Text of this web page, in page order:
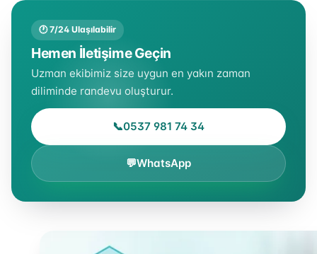
🕐 7/24 Ulaşılabilir
Hemen İletişime Geçin
Uzman ekibimiz size uygun en yakın zaman
diliminde randevu oluşturur.
📞0537 981 74 34
💬WhatsApp